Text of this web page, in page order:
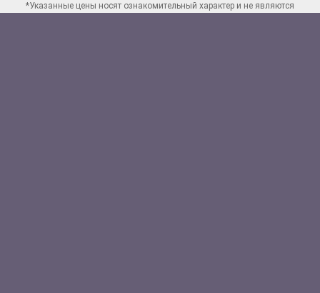
*Указанные цены носят ознакомительный характер и не являются